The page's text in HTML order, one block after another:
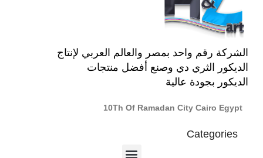
الشركة رقم واحد بمصر والعالم العربي لإنتاج
الديكور الثري دي وصنع أفضل منتجات
الديكور بجودة عالية
10Th Of Ramadan City Cairo Egypt
Categories